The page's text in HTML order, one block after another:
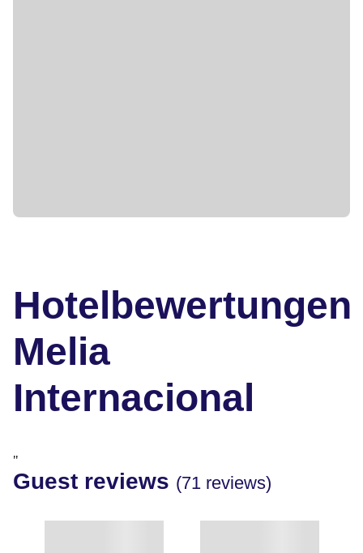
Hotelbewertungen
Melia
Internacional
"
Guest reviews (71 reviews)